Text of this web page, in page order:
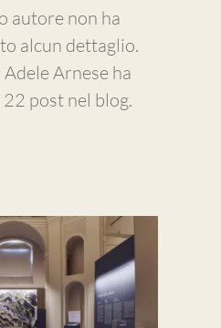
autore non ha
alcun dettaglio.
Arnese ha
post nel blog.